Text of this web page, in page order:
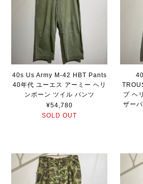
40s Us Army M-42 HBT Pants
40年代 ユーエス アーミー ヘリ
ンボーン ツイル パンツ
¥54,780
SOLD OUT
プ ヘ
ザー